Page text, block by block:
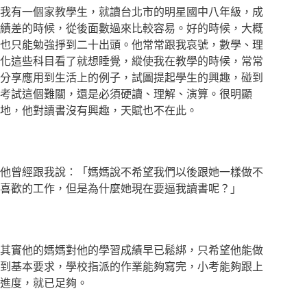
我有一個家教學生，就讀台北市的明星國中八年級，成
績差的時候，從後面數過來比較容易。好的時候，大概
也只能勉強掙到二十出頭。他常常跟我哀號，數學、理
化這些科目看了就想睡覺，縱使我在教學的時候，常常
分享應用到生活上的例子，試圖提起學生的興趣，碰到
考試這個難關，還是必須硬讀、理解、演算。很明顯
地，他對讀書沒有興趣，天賦也不在此。
他曾經跟我說：「媽媽說不希望我們以後跟她一樣做不
喜歡的工作，但是為什麼她現在要逼我讀書呢？」
其實他的媽媽對他的學習成績早已鬆綁，只希望他能做
到基本要求，學校指派的作業能夠寫完，小考能夠跟上
進度，就已足夠。